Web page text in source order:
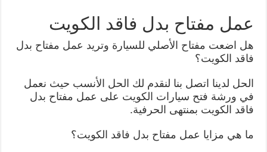
عمل مفتاح بدل فاقد الكويت
هل اضعت مفتاح الأصلي للسيارة وتريد عمل مفتاح بدل
فاقد الكويت؟
الحل لدينا اتصل بنا لنقدم لك الحل الأنسب حيث نعمل
في ورشة فتح سيارات الكويت على عمل مفتاح بدل
فاقد الكويت بمنتهى الحرفية.
ما هي مزايا عمل مفتاح بدل فاقد الكويت؟